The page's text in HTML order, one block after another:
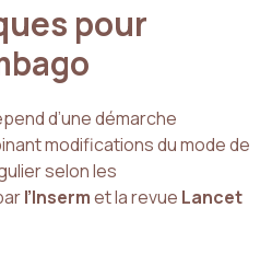
pour
d’une démarche
modifications du mode de
selon les
l’Insermet la revue Lancet